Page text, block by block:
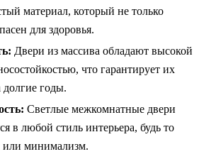
материал, который не только
для здоровья.
Двери из массива обладают высокой
что гарантирует их
долгие годы.
Светлые межкомнатные двери
в любой стиль интерьера, будь то
или минимализм.